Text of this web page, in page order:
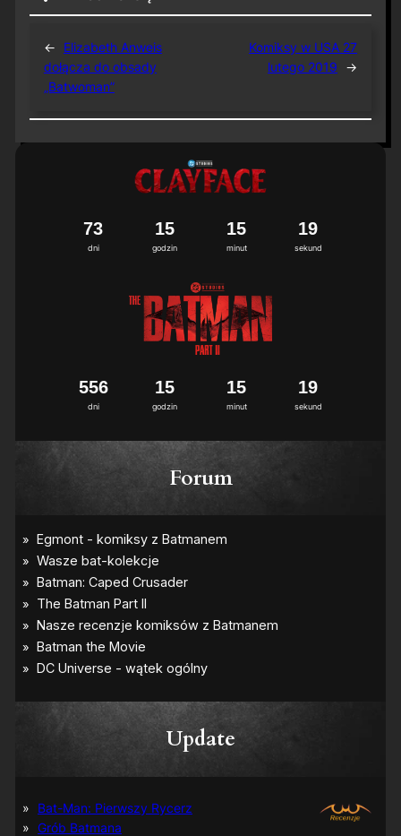
←
Elizabeth Anweis
dołącza do obsady
„Batwoman”
Komiksy w USA 27
lutego 2019
→
dni
73
godzin
15
minut
15
sekund
19
dni
556
godzin
15
minut
15
sekund
19
Forum
Update
Bat-Man: Pierwszy Rycerz
Grób Batmana